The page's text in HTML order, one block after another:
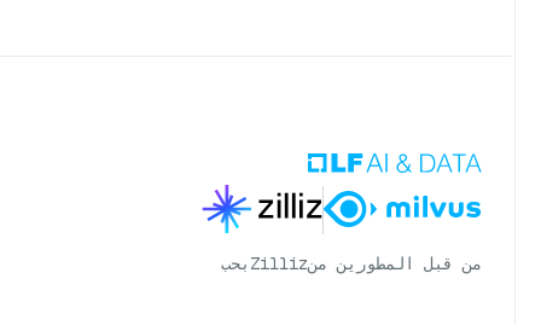
من قبل المطورين منZilliz بحب